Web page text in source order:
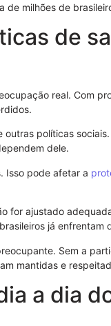
de milhões de
de
real. Com
outras políticas
dele.
Isso pode afetar a
for ajustado
já enfrentam
Sem a
mantidas e
a dia